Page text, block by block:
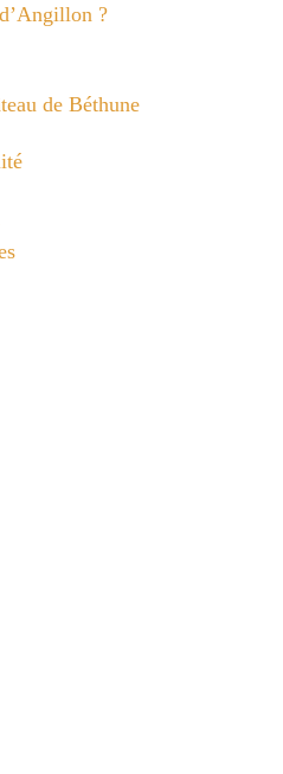
?
de Béthune